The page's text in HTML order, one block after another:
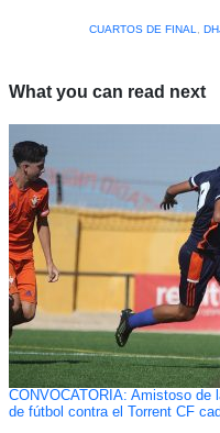
CUARTOS DE FINAL
What you can read next
CONVOCATORIA: Amistoso de
de fútbol contra el Torrent CF